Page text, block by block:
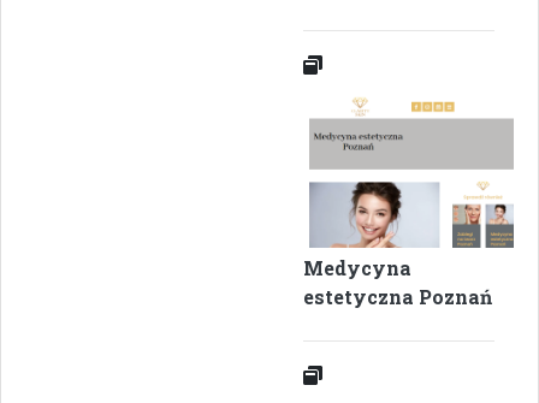
Medycyna
estetyczna Poznań